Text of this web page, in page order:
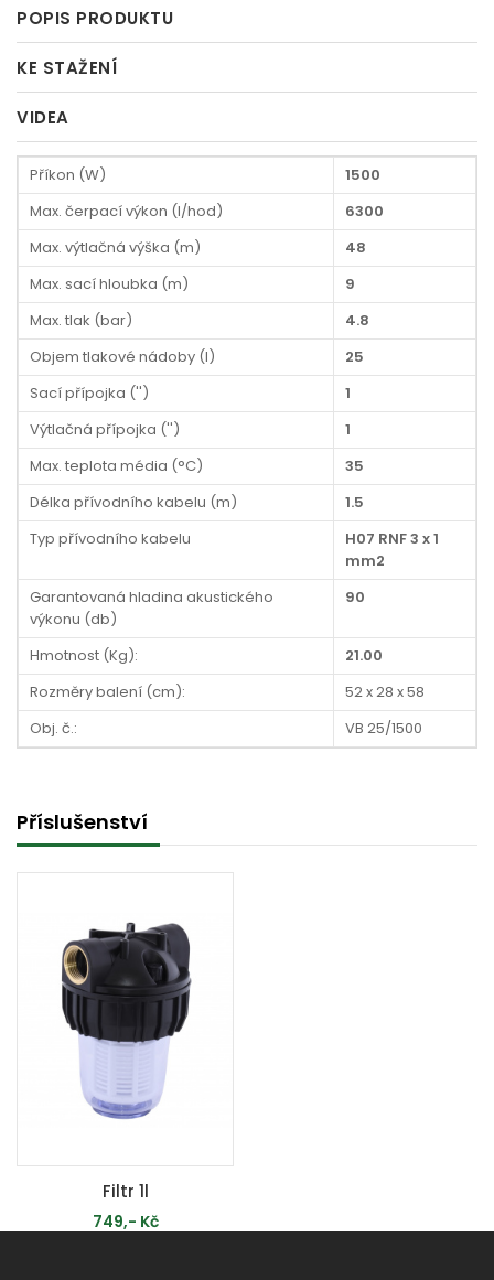
POPIS PRODUKTU
KE STAŽENÍ
VIDEA
Příkon (W)
1500
Max. čerpací výkon (l/hod)
6300
Max. výtlačná výška (m)
48
Max. sací hloubka (m)
9
Max. tlak (bar)
4.8
Objem tlakové nádoby (l)
25
Sací přípojka ('')
1
Výtlačná přípojka ('')
1
Max. teplota média (°C)
35
Délka přívodního kabelu (m)
1.5
Typ přívodního kabelu
H07 RNF 3 x 1
mm2
Garantovaná hladina akustického
výkonu (db)
90
Hmotnost (Kg):
21.00
Rozměry balení (cm):
52 x 28 x 58
Obj. č.:
VB 25/1500
Příslušenství
Filtr 1l
749,- Kč